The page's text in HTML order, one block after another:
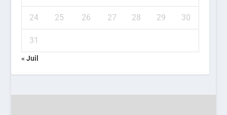
24 25 26 27 28 29 30
31
« Juil